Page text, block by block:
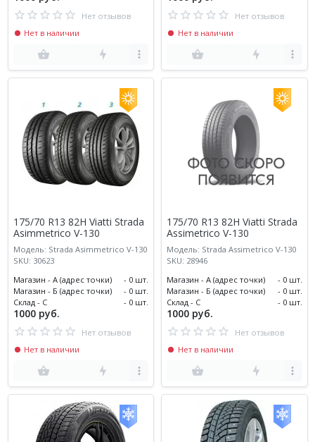
Нет отзывов
Нет в наличии
Нет отзывов
Нет в наличии
175/70 R13 82H Viatti Strada
Asimmetrico V-130
Модель: Strada Asimmetrico V-130
SKU: 30623
Магазин - А (адрес точки)
- 0 шт.
Магазин - Б (адрес точки)
- 0 шт.
Склад - С
- 0 шт.
1000 руб.
Нет отзывов
Нет в наличии
175/70 R13 82H Viatti Strada
Assimetrico V-130
Модель: Strada Assimetrico V-130
SKU: 28946
Магазин - А (адрес точки)
- 0 шт.
Магазин - Б (адрес точки)
- 0 шт.
Склад - С
- 0 шт.
1000 руб.
Нет отзывов
Нет в наличии